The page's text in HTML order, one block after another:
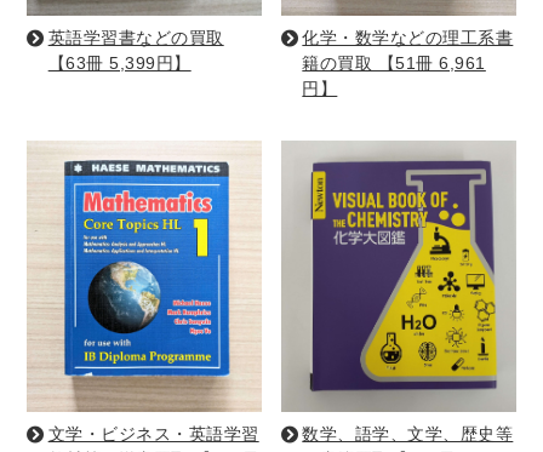
暮らし・趣味・実用書他
暮らしと健康
手芸・クラフト
美容・着物・ファッション
趣味・スポーツ
自転車・サイクリング
キャンプ
他スポーツ
登山・ハイキング・クライミング
資格検定・辞書辞典
公務員・教員採用試験
医療・看護資格
英語学習書などの買取
【63冊 5,399円】
化学・数学などの理工系書
籍の買取 【51冊 6,961
円】
文学・ビジネス・英語学習
数学、語学、文学、歴史等